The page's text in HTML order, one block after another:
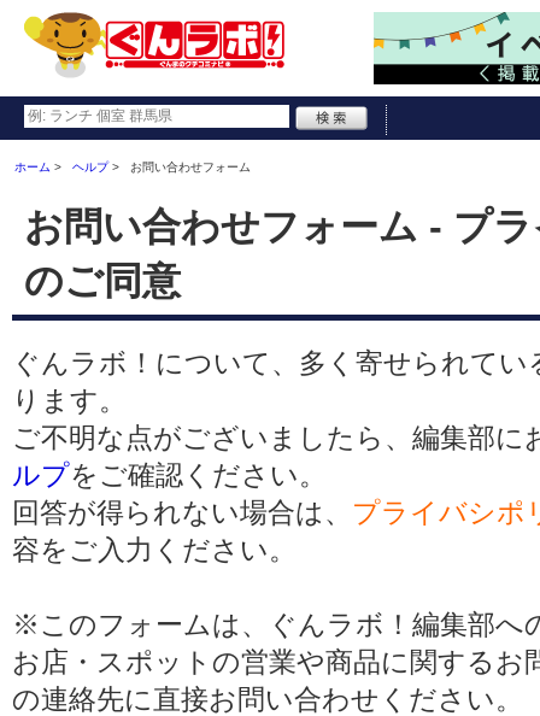
ホーム ヘルプ お問い合わせフォーム
お問い合わせフォーム - プ
のご同意
ぐんラボ！について、多く寄せられてい
ります。
ご不明な点がございましたら、編集部
ルプをご確認ください。
回答が得られない場合は、 プライバシポ
容をご入力ください。
※このフォームは、ぐんラボ！編集部へ
お店・スポットの営業や商品に関する
の連絡先に直接お問い合わせください。